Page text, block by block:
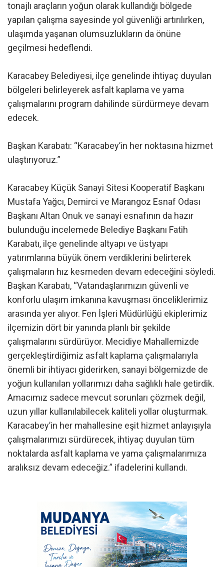
tonajlı araçların yoğun olarak kullandığı bölgede
yapılan çalışma sayesinde yol güvenliği artırılırken,
ulaşımda yaşanan olumsuzlukların da önüne
geçilmesi hedeflendi.
Karacabey Belediyesi, ilçe genelinde ihtiyaç duyulan
bölgeleri belirleyerek asfalt kaplama ve yama
çalışmalarını program dahilinde sürdürmeye devam
edecek.
Başkan Karabatı: “Karacabey’in her noktasına hizmet
ulaştırıyoruz.”
Karacabey Küçük Sanayi Sitesi Kooperatif Başkanı
Mustafa Yağcı, Demirci ve Marangoz Esnaf Odası
Başkanı Altan Onuk ve sanayi esnafının da hazır
bulunduğu incelemede Belediye Başkanı Fatih
Karabatı, ilçe genelinde altyapı ve üstyapı
yatırımlarına büyük önem verdiklerini belirterek
çalışmaların hız kesmeden devam edeceğini söyledi.
Başkan Karabatı, “Vatandaşlarımızın güvenli ve
konforlu ulaşım imkanına kavuşması önceliklerimiz
arasında yer alıyor. Fen İşleri Müdürlüğü ekiplerimiz
ilçemizin dört bir yanında planlı bir şekilde
çalışmalarını sürdürüyor. Mecidiye Mahallemizde
gerçekleştirdiğimiz asfalt kaplama çalışmalarıyla
önemli bir ihtiyacı giderirken, sanayi bölgemizde de
yoğun kullanılan yollarımızı daha sağlıklı hale getirdik.
Amacımız sadece mevcut sorunları çözmek değil,
uzun yıllar kullanılabilecek kaliteli yollar oluşturmak.
Karacabey’in her mahallesine eşit hizmet anlayışıyla
çalışmalarımızı sürdürecek, ihtiyaç duyulan tüm
noktalarda asfalt kaplama ve yama çalışmalarımıza
aralıksız devam edeceğiz.” ifadelerini kullandı.